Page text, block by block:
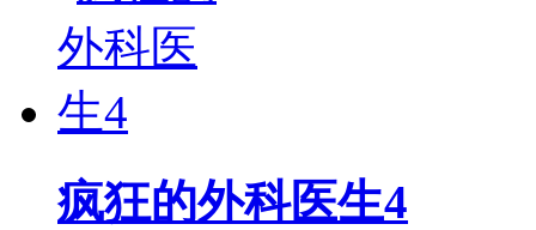
疯狂的外科医生4